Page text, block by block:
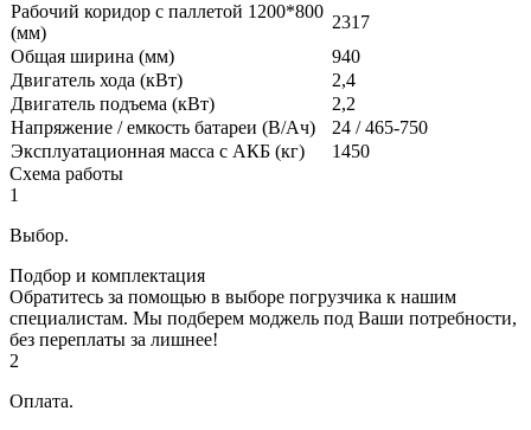
Рабочий коридор с паллетой 1200*800
(мм)
2317
Общая ширина (мм)
940
Двигатель хода (кВт)
2,4
Двигатель подъема (кВт)
2,2
Напряжение / емкость батареи (В/Ач)
24 / 465-750
Эксплуатационная масса с АКБ (кг)
1450
Схема работы
1
Выбор.
Подбор и комплектация
Обратитесь за помощью в выборе погрузчика к нашим
специалистам. Мы подберем моджель под Ваши потребности,
без переплаты за лишнее!
2
Оплата.